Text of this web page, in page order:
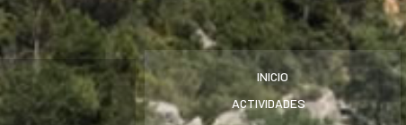
INICIO
ACTIVIDADES